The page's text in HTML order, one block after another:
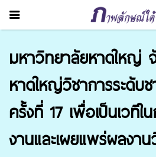
มหาวิทยาลัยหาดใหญ่
หาดใหญ่วิชาการระดับ
ครั้งที่ 17 เพื่อเป็นเวทีใ
งานและเผยแพร่ผลงา